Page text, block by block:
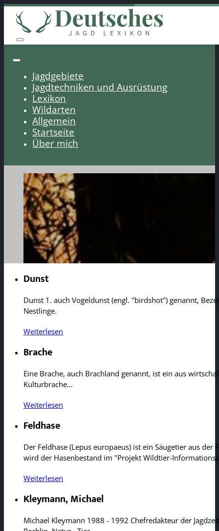
Jagdgebiete
Jagdtechniken und Ausrüstung
Lexikon
Wildarten
Allgemein
Startseite
Über mich
Dunst
Dunst 1. auch Vogeldunst (engl. "birdshot") genannt,
Nestlinge.
Weiterlesen
Brache
Eine Brache, auch Brachland genannt, ist ein aus
Kulturbrache…
Weiterlesen
Feldhase
Der Feldhase (Lepus europaeus) ist ein Säugetier aus
wird der Hasenbestand im "Projekt Wildtier-
Weiterlesen
Kleymann, Michael
Michael Kleymann 1988 - 1992 Chefredakteur der